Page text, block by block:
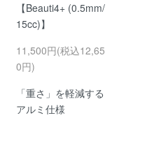
【Beauti4+ (0.5mm/
15cc)】
11,500円(税込12,65
0円)
「重さ」を軽減する
アルミ仕様